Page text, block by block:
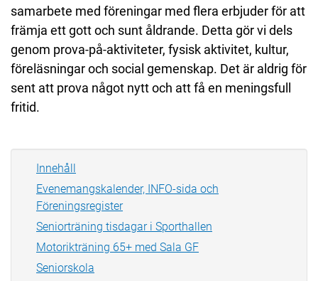
samarbete med föreningar med flera erbjuder för att
främja ett gott och sunt åldrande. Detta gör vi dels
genom prova-på-aktiviteter, fysisk aktivitet, kultur,
föreläsningar och social gemenskap. Det är aldrig för
sent att prova något nytt och att få en meningsfull
fritid.
Innehåll
Evenemangskalender, INFO-sida och
Föreningsregister
Seniorträning tisdagar i Sporthallen
Motorikträning 65+ med Sala GF
Seniorskola